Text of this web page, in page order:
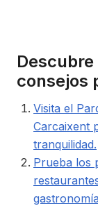
consejos
Visita el
Carcaixent
tranquilidad.
Prueba los